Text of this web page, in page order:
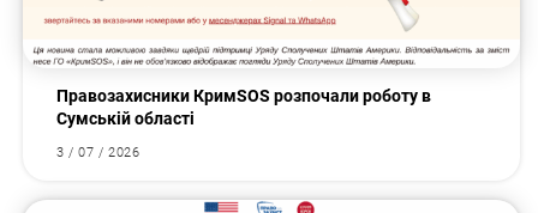
Правозахисники КримSOS розпочали роботу в
Сумській області
3 / 07 / 2026